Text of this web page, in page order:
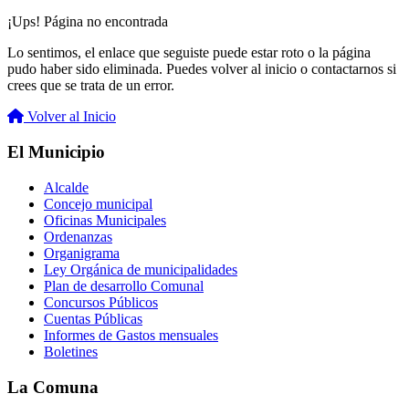
¡Ups! Página no encontrada
Lo sentimos, el enlace que seguiste puede estar roto o la página
pudo haber sido eliminada. Puedes volver al inicio o contactarnos si
crees que se trata de un error.
Volver al Inicio
El Municipio
Alcalde
Concejo municipal
Oficinas Municipales
Ordenanzas
Organigrama
Ley Orgánica de municipalidades
Plan de desarrollo Comunal
Concursos Públicos
Cuentas Públicas
Informes de Gastos mensuales
Boletines
La Comuna